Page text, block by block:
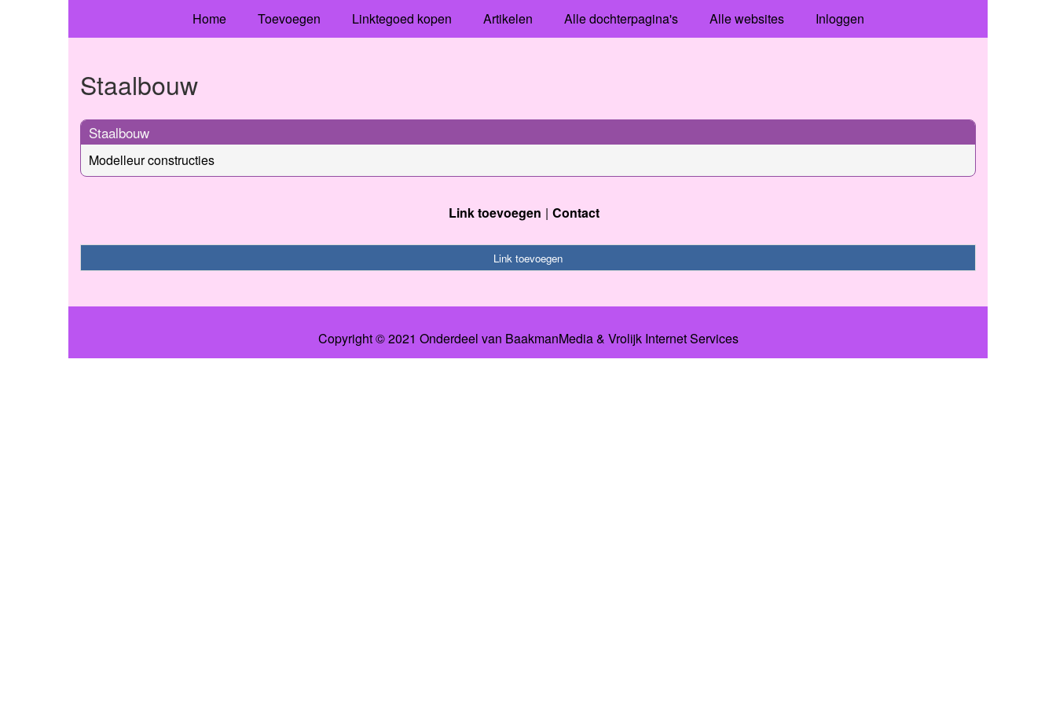
Home Toevoegen Linktegoed kopen Artikelen Alle dochterpagina's Alle websites Inloggen
Staalbouw
Staalbouw
Modelleur constructies
Link toevoegen Contact
Link toevoegen
Copyright © 2021 Onderdeel van BaakmanMedia& Vrolijk Internet Services